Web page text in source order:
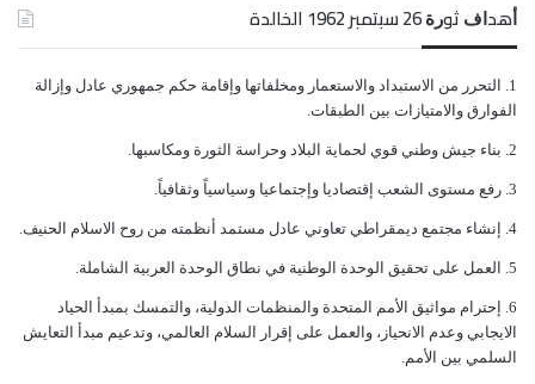
ﺃﻫﺪﺍﻑ ﺛﻮﺭﺓ 26 ﺳﺒﺘﻤﺒﺮ 1962 الخالدة
ﺍﻟﺘﺤﺮﺭ ﻣﻦ ﺍﻻﺳﺘﺒﺪﺍﺩ ﻭﺍﻻﺳﺘﻌﻤﺎﺭ ﻭﻣﺨﻠﻔﺎﺗﻬﺎ ﻭﺇﻗﺎﻣﺔ ﺣﻜﻢ ﺟﻤﻬﻮﺭﻱ ﻋﺎﺩﻝ ﻭﺇﺯﺍﻟﺔ
ﺍﻟﻔﻮﺍﺭﻕ ﻭﺍﻻﻣﺘﻴﺎﺯﺍﺕ ﺑﻴﻦ ﺍﻟﻄﺒﻘﺎﺕ.
ﺑﻨﺎﺀ ﺟﻴﺶ ﻭﻃﻨﻲ ﻗﻮﻱ ﻟﺤﻤﺎﻳﺔ ﺍﻟﺒﻼﺩ ﻭﺣﺮﺍﺳﺔ ﺍﻟﺜﻮﺭﺓ ﻭﻣﻜﺎﺳﺒﻬﺎ.
ﺭﻓﻊ ﻣﺴﺘﻮﻯ ﺍﻟﺸﻌﺐ ﺇﻗﺘﺼﺎﺩﻳﺎ ﻭﺇﺟﺘﻤﺎﻋﻴﺎ ﻭﺳﻴﺎﺳﻴﺎً ﻭﺛﻘﺎﻓﻴﺎً.
ﺇﻧﺸﺎﺀ ﻣﺠﺘﻤﻊ ﺩﻳﻤﻘﺮﺍﻃﻲ ﺗﻌﺎﻭﻧﻲ ﻋﺎﺩﻝ ﻣﺴﺘﻤﺪ ﺃﻧﻈﻤﺘﻪ ﻣﻦ ﺭﻭﺡ ﺍﻻﺳﻼﻡ ﺍﻟﺤﻨﻴﻒ.
ﺍﻟﻌﻤﻞ ﻋﻠﻰ ﺗﺤﻘﻴﻖ ﺍﻟﻮﺣﺪﺓ ﺍﻟﻮﻃﻨﻴﺔ ﻓﻲ ﻧﻄﺎﻕ ﺍﻟﻮﺣﺪﺓ ﺍﻟﻌﺮﺑﻴﺔ ﺍﻟﺸﺎﻣﻠﺔ.
ﺇﺣﺘﺮﺍﻡ ﻣﻮﺍﺛﻴﻖ الأﻣﻢ ﺍﻟﻤﺘﺤﺪﺓ ﻭﺍﻟﻤﻨﻈﻤﺎﺕ ﺍﻟﺪﻭﻟﻴﺔ، ﻭﺍﻟﺘﻤﺴﻚ ﺑﻤﺒﺪﺃ ﺍﻟﺤﻴﺎﺩ
ﺍﻻﻳﺠﺎﺑﻲ ﻭﻋﺪﻡ ﺍﻻﻧﺤﻴﺎﺯ، ﻭﺍﻟﻌﻤﻞ ﻋﻠﻰ ﺇﻗﺮﺍﺭ ﺍﻟﺴﻼﻡ ﺍﻟﻌﺎﻟﻤﻲ، ﻭﺗﺪﻋﻴﻢ ﻣﺒﺪﺃ ﺍﻟﺘﻌﺎﻳﺶ
ﺍﻟﺴﻠﻤﻲ ﺑﻴﻦ ﺍﻷﻣﻢ.